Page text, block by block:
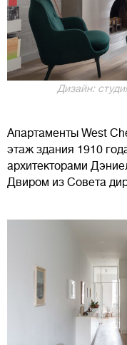
Дизайн:
Апартаменты West
этаж здания 1910
архитекторами
Двиром из Совета